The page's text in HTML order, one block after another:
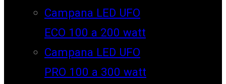
Campana LED UFO
ECO 100 a 200 watt
Campana LED UFO
PRO 100 a 300 watt